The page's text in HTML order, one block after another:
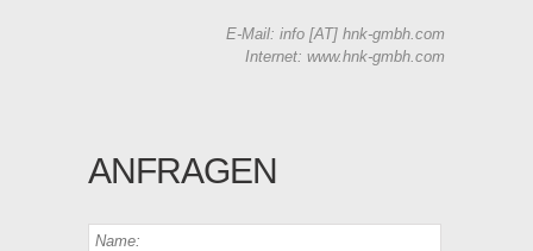
E-Mail: info [AT] hnk-gmbh.com
Internet: www.hnk-gmbh.com
ANFRAGEN